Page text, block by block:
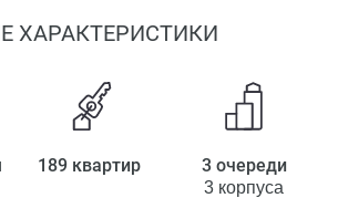
ХАРАКТЕРИСТИКИ
189 квартир 3 очереди
3 корпуса